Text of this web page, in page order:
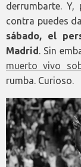
derrumbarte.
contra puedes
sábado, el
Madrid. Sin
muerto vivo
rumba. Curioso.